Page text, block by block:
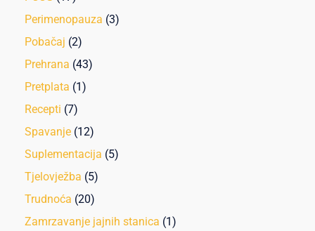
Perimenopauza (3)
Pobačaj (2)
Prehrana (43)
Pretplata (1)
Recepti (7)
Spavanje (12)
Suplementacija (5)
Tjelovježba (5)
Trudnoća (20)
Zamrzavanje jajnih stanica (1)